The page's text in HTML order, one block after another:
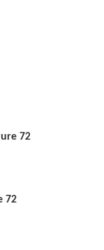
72
72